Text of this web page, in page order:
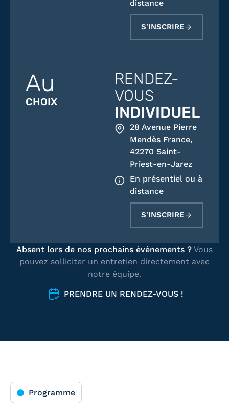
distance
S'INSCRIRE
Au
CHOIX
RENDEZ-
VOUS
INDIVIDUEL
28 Avenue Pierre
Mendès France,
42270 Saint-
Priest-en-Jarez
En présentiel ou à
distance
S'INSCRIRE
Absent lors de nos prochains évènements ? Vous
pouvez solliciter un entretien directement avec
notre équipe.
PRENDRE UN RENDEZ-VOUS !
Programme